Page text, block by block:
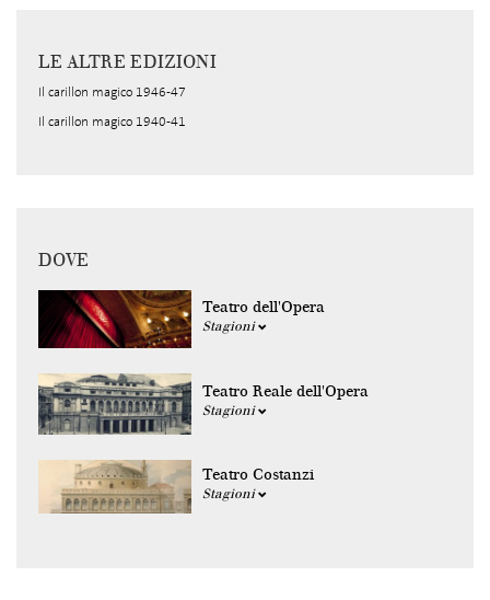
LE ALTRE EDIZIONI
Il carillon magico 1946-47
Il carillon magico 1940-41
DOVE
Teatro dell'Opera
Stagioni
Teatro Reale dell'Opera
Stagioni
Teatro Costanzi
Stagioni